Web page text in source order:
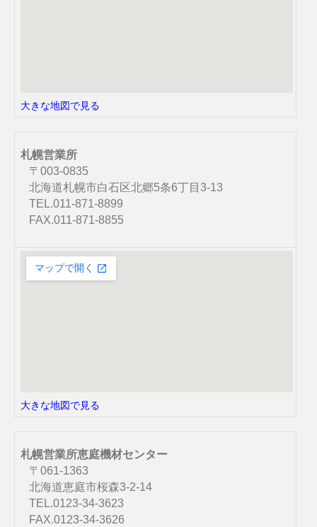
大きな地図で見る
札幌営業所
〒003-0835
北海道札幌市白石区北郷5条6丁目3-13
TEL.011-871-8899
FAX.011-871-8855
大きな地図で見る
札幌営業所恵庭機材センター
〒061-1363
北海道恵庭市桜森3-2-14
TEL.0123-34-3623
FAX.0123-34-3626